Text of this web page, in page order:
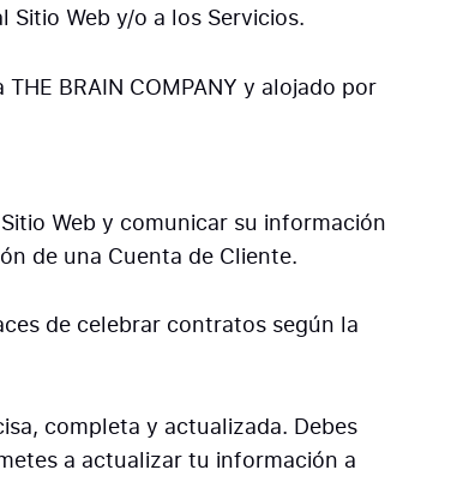
Web y/o a los Servicios.
BRAIN COMPANY y alojado por
Web y comunicar su información
de una Cuenta de Cliente.
de celebrar contratos según la
completa y actualizada. Debes
a actualizar tu información a